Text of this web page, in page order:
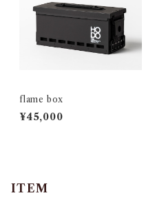
flame box
¥45,000
ITEM